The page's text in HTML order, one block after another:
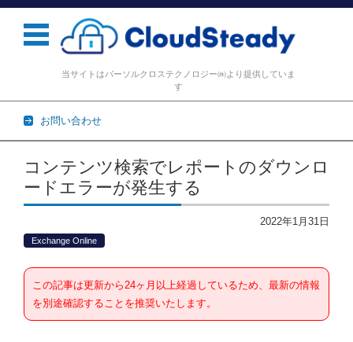
当サイトはパーソルクロステクノロジー㈱より提供していま
す
お問い合わせ
コンテンツに移動
コンテンツ検索でレポートのダウンロ
ードエラーが発生する
2022年1月31日
Exchange Online
この記事は更新から24ヶ月以上経過しているため、最新の情報
を別途確認することを推奨いたします。